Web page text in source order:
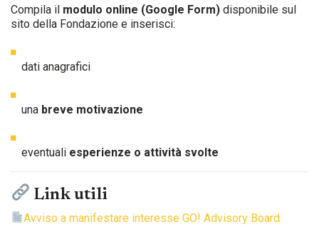
Compila il modulo online (Google Form) disponibile sul
sito della Fondazione e inserisci:
dati anagrafici
una breve motivazione
eventuali esperienze o attività svolte
Link utili
Avviso a manifestare interesse GO! Advisory Board